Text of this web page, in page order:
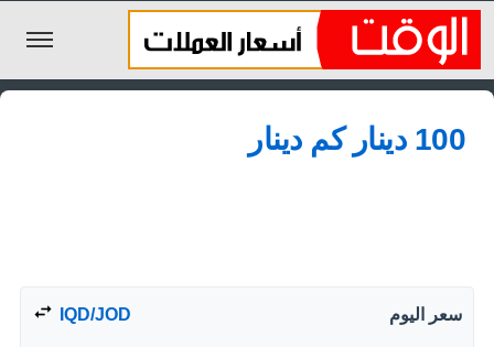
الليرة السورية
الجنيه المصري
100 دينار كم دينار
سعر اليوم IQD/JOD